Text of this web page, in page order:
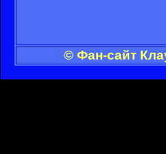
© Фан-сайт